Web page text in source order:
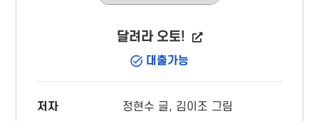
달려라 오토!
대출가능
저자
정현수 글, 김이조 그림